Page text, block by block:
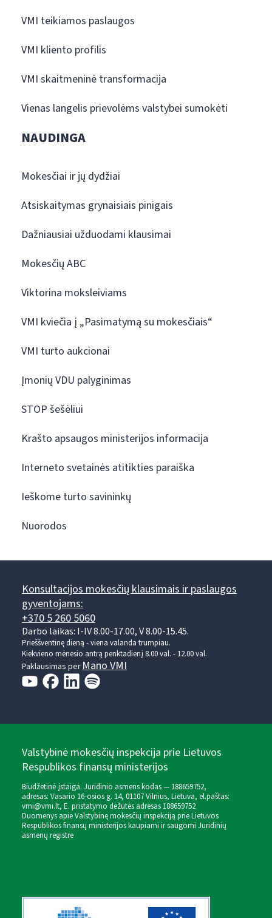
VMI teikiamos paslaugos
VMI kliento profilis
VMI skaitmeninė transformacija
Vienas langelis prievolėms valstybei sumokėti
NAUDINGA
Mokesčiai ir jų dydžiai
Atsiskaitymas grynaisiais pinigais
Dažniausiai užduodami klausimai
Mokesčių ABC
Viktorina moksleiviams
VMI kviečia į „Pasimatymą su mokesčiais“
VMI turto aukcionai
Įmonių VDU palyginimas
STOP šešėliui
Krašto apsaugos ministerijos informacija
Interneto svetainės atitikties paraiška
Ieškome turto savininkų
Nuorodos
Konsultacijos mokesčių klausimais ir paslaugos
gyventojams:
+370 5 260 5060
Darbo laikas: I-IV 8.00-17.00, V 8.00-15.45.
Prieššventinę dieną - viena valanda trumpiau.
Kiekvieno mėnesio antrą penktadienį 8.00 val. - 12.00 val.
Paklausimas per Mano VMI
Valstybinė mokesčių inspekcija prie Lietuvos
Respublikos finansų ministerijos
Biudžetinė įstaiga. Juridinio asmens kodas — 188659752,
adresas: Vasario 16-osios g. 14, 01107 Vilnius, Lietuva, el.paštas:
vmi@vmi.lt, E. pristatymo dėžutės adresas 188659752
Duomenys apie Valstybinę mokesčių inspekciją prie Lietuvos
Respublikos finansų ministerijos kaupiami ir saugomi Juridinių
asmenų registre